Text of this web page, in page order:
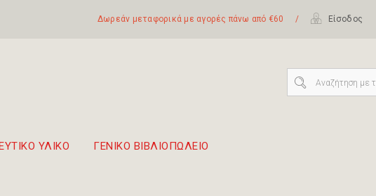
Δωρεάν μεταφορικά με αγορές πάνω από €60 / Είσοδος
ΥΛΙΚΟ ΓΕΝΙΚΟ ΒΙΒΛΙΟΠΩΛΕΙΟ